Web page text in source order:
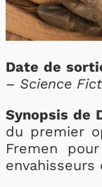
Date de
– Science
Synopsis de
du premier
Fremen
envahisseurs